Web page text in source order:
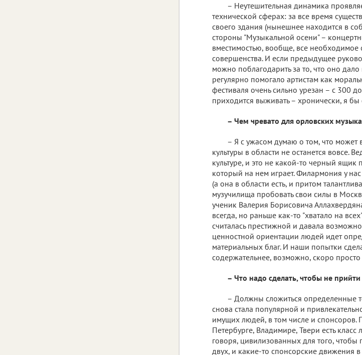
– Неутешительная динамика
технической сферах: за все время
своего здания (нынешнее находится в
стороны "Музыкальной осени" –
вместимостью, вообще, все
совершенства. И если предыдущее
можно поблагодарить за то, что оно дало
регулярно помогало артистам как
фестиваля очень сильно урезан – с 300
приходится выживать – хронически, я бы
– Чем чревато для орловских
– Я с ужасом думаю о том, что может
культуры в области не останется вовсе.
культуре, и это не какой-то черный ящик
который на нем играет. Филармония у
(а она в области есть, и притом
музучилища пробовать свои силы в
ученик Валерия Борисовича
всегда, но раньше как-то "хватало на
считалась престижной и давала
ценностной ориентации людей идет
материальных благ. И наши попытки
содержательнее, возможно, скоро просто
– Что надо сделать, чтобы не
– Должны сложиться определенные
снова стала популярной и
имущих людей, в том числе и спонсоров.
Петербурге, Владимире, Твери есть
говоря, цивилизованных для того, чтобы
двух, и какие-то спонсорские движения